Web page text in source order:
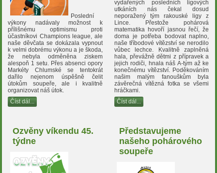
Poslední
výkony nadávaly možnost k
přílišnému optimismu proti
účastníkovi Champions league, ale
naše děvčata se dokázala vypnout
k velmi dobrému výkonu a je škoda,
že nebyla odměněna ziskem
alespoň 1 setu. Přes absenci opory
Markéty Chlumské se tentokrát
dařilo nejenom úspěšně čelit
útokům soupeře, ale i kvalitně
organizovat náš útok.
Číst dál...
vydařených posledních ligových
utkáních nás čekal dosud
neporažený tým rakouské ligy z
Lince. Přestože pohárová
matematika hovoří jasnou řečí, že
doma je potřeba bodovat naplno,
naše tříbodové vítězství se nerodilo
vůbec lechce. Kvalitně zaplněná
hala, převážně dětmi z přípravek a
jejich rodiči, hnala náš A-tým až ke
konečnému vítězství. Poděkováním
našim malým fanouškům byla
závěrečná vítězná fotka se všemi
hráčkami.
Číst dál...
Ozvěny víkendu 45.
týdne
Představujeme
našeho pohárového
soupeře